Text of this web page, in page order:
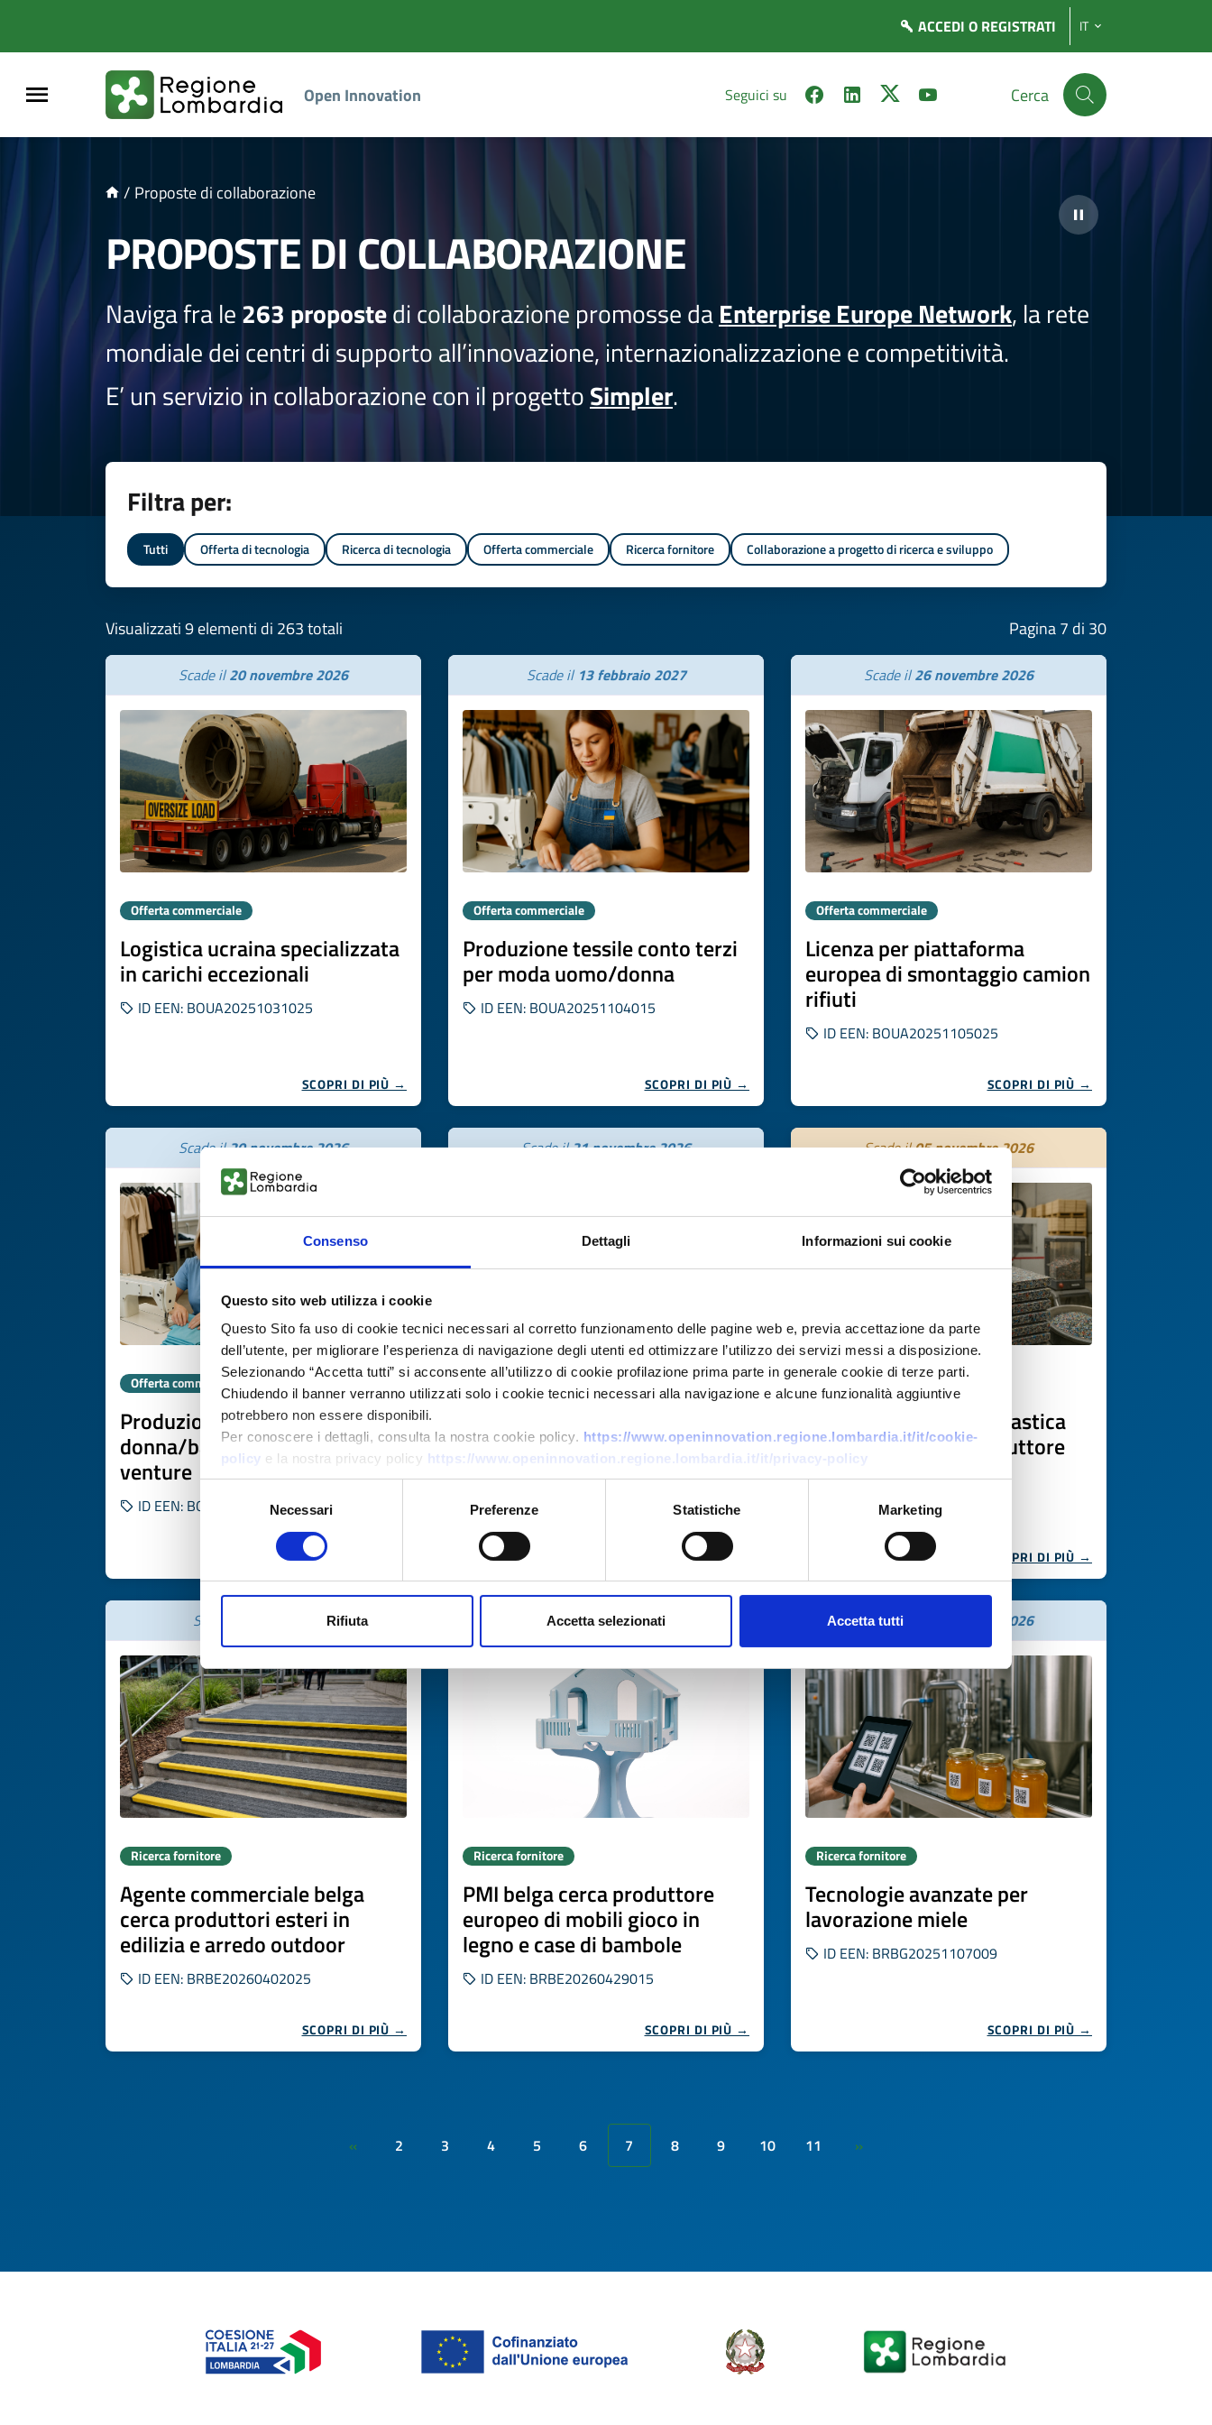
Consenso Dettagli Informazioni sui cookie
Questo sito web utilizza i cookie
Questo Sito fa uso di cookie tecnici necessari al corretto funzionamento delle pagine web e, previa accettazione da parte
dell’utente, per migliorare l’esperienza di navigazione degli utenti ed ottimizzare l’utilizzo dei servizi messi a disposizione.
Selezionando “Accetta tutti” si acconsente all’utilizzo di cookie profilazione prima parte in generale cookie di terze parti.
Chiudendo il banner verranno utilizzati solo i cookie tecnici necessari alla navigazione e alcune funzionalità aggiuntive
potrebbero non essere disponibili.
Per conoscere i dettagli, consulta la nostra cookie policy. https://www.openinnovation.regione.lombardia.it/it/cookie-
policy e la nostra privacy policy https://www.openinnovation.regione.lombardia.it/it/privacy-policy
del
Necessari Preferenze Statistiche Marketing
Rifiuta Accetta selezionati Accetta tutti
ACCEDI O REGISTRATI IT
Open Innovation Seguici su Cerca
/ Proposte di collaborazione
PROPOSTE DI COLLABORAZIONE
Naviga fra le263 propostedi collaborazione promosse daEnterprise Europe Network, la rete
mondiale dei centri di supporto all’innovazione, internazionalizzazione e competitività.
E’ un servizio in collaborazione con il progettoSimpler.
Filtra per:
Tutti Offerta di tecnologia Ricerca di tecnologia Offerta commerciale Ricerca fornitore Collaborazione a progetto di ricerca e sviluppo
Visualizzati 9 elementi di 263 totali Pagina 7 di 30
Scade il20 novembre 2026
Offerta commerciale
Logistica ucraina specializzata
in carichi eccezionali
ID EEN: BOUA20251031025
SCOPRI DI PIÙ →
Scade il 13 febbraio 2027
Offerta commerciale
Produzione tessile conto terzi
per moda uomo/donna
ID EEN: BOUA20251104015
SCOPRI DI PIÙ →
Scade il26 novembre 2026
Offerta commerciale
Licenza per piattaforma
europea di smontaggio camion
rifiuti
ID EEN: BOUA20251105025
SCOPRI DI PIÙ →
Scade il20 novembre 2026
Offerta commerciale
Produzione abbigliamento
donna/bambino e joint
venture
ID EEN: BOUA20251105026
SCOPRI DI PIÙ →
Scade il21 novembre 2026
efficienza dall’Ucraina
ID EEN: BOUA20251106004
SCOPRI DI PIÙ →
Scade il05 novembre 2026
Arredi sostenibili da plastica
riciclata: si cerca produttore
ID EEN: BRAT20250728003
SCOPRI DI PIÙ →
Scade il 13 aprile 2027
Ricerca fornitore
Agente commerciale belga
cerca produttori esteri in
edilizia e arredo outdoor
ID EEN: BRBE20260402025
SCOPRI DI PIÙ →
Scade il19 maggio 2027
Ricerca fornitore
PMI belga cerca produttore
europeo di mobili gioco in
legno e case di bambole
ID EEN: BRBE20260429015
SCOPRI DI PIÙ →
Scade il 20 novembre 2026
Ricerca fornitore
Tecnologie avanzate per
lavorazione miele
ID EEN: BRBG20251107009
SCOPRI DI PIÙ →
« 2 3 4 5 6 7 8 9 10 11 »